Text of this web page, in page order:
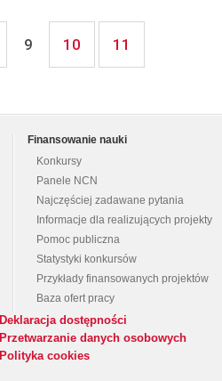
9 10 11
Finansowanie nauki
Konkursy
Panele NCN
Najczęściej zadawane pytania
Informacje dla realizujących projekty
Pomoc publiczna
Statystyki konkursów
Przykłady finansowanych projektów
Baza ofert pracy
Deklaracja dostępności
Przetwarzanie danych osobowych
Polityka cookies